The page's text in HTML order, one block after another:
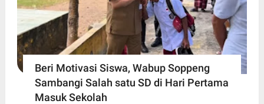
Beri Motivasi Siswa, Wabup Soppeng
Sambangi Salah satu SD di Hari Pertama
Masuk Sekolah